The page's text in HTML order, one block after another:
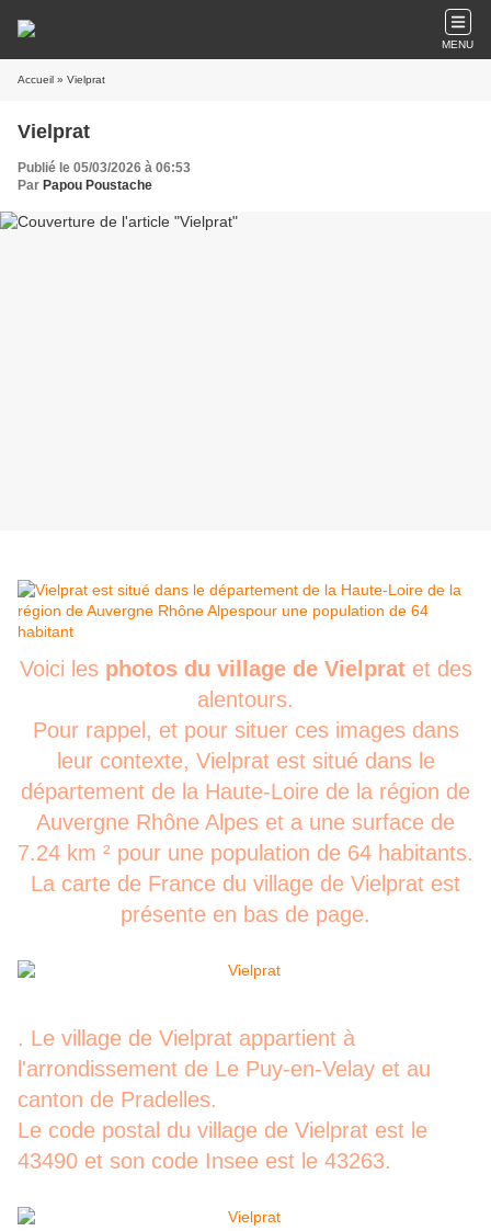
MENU
Accueil » Vielprat
Vielprat
Publié le 05/03/2026 à 06:53
Par Papou Poustache
Voici les photos du village de Vielpratet des
alentours.
Pour rappel, et pour situer ces images dans
leur contexte, Vielprat est situé dans le
département de la Haute-Loire de la région de
Auvergne Rhône Alpes et a une surface de
7.24 km ² pour une population de 64 habitants.
La carte de France du village de Vielprat est
présente en bas de page.
. Le village de Vielprat appartient à
l'arrondissement de Le Puy-en-Velay et au
canton de Pradelles.
Le code postal du village de Vielprat est le
43490 et son code Insee est le 43263.